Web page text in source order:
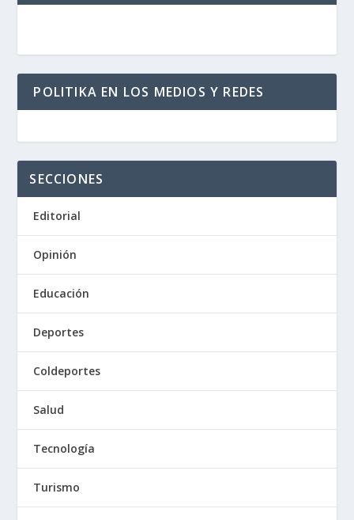
POLITIKA EN LOS MEDIOS Y REDES
SECCIONES
Editorial
Opinión
Educación
Deportes
Coldeportes
Salud
Tecnología
Turismo